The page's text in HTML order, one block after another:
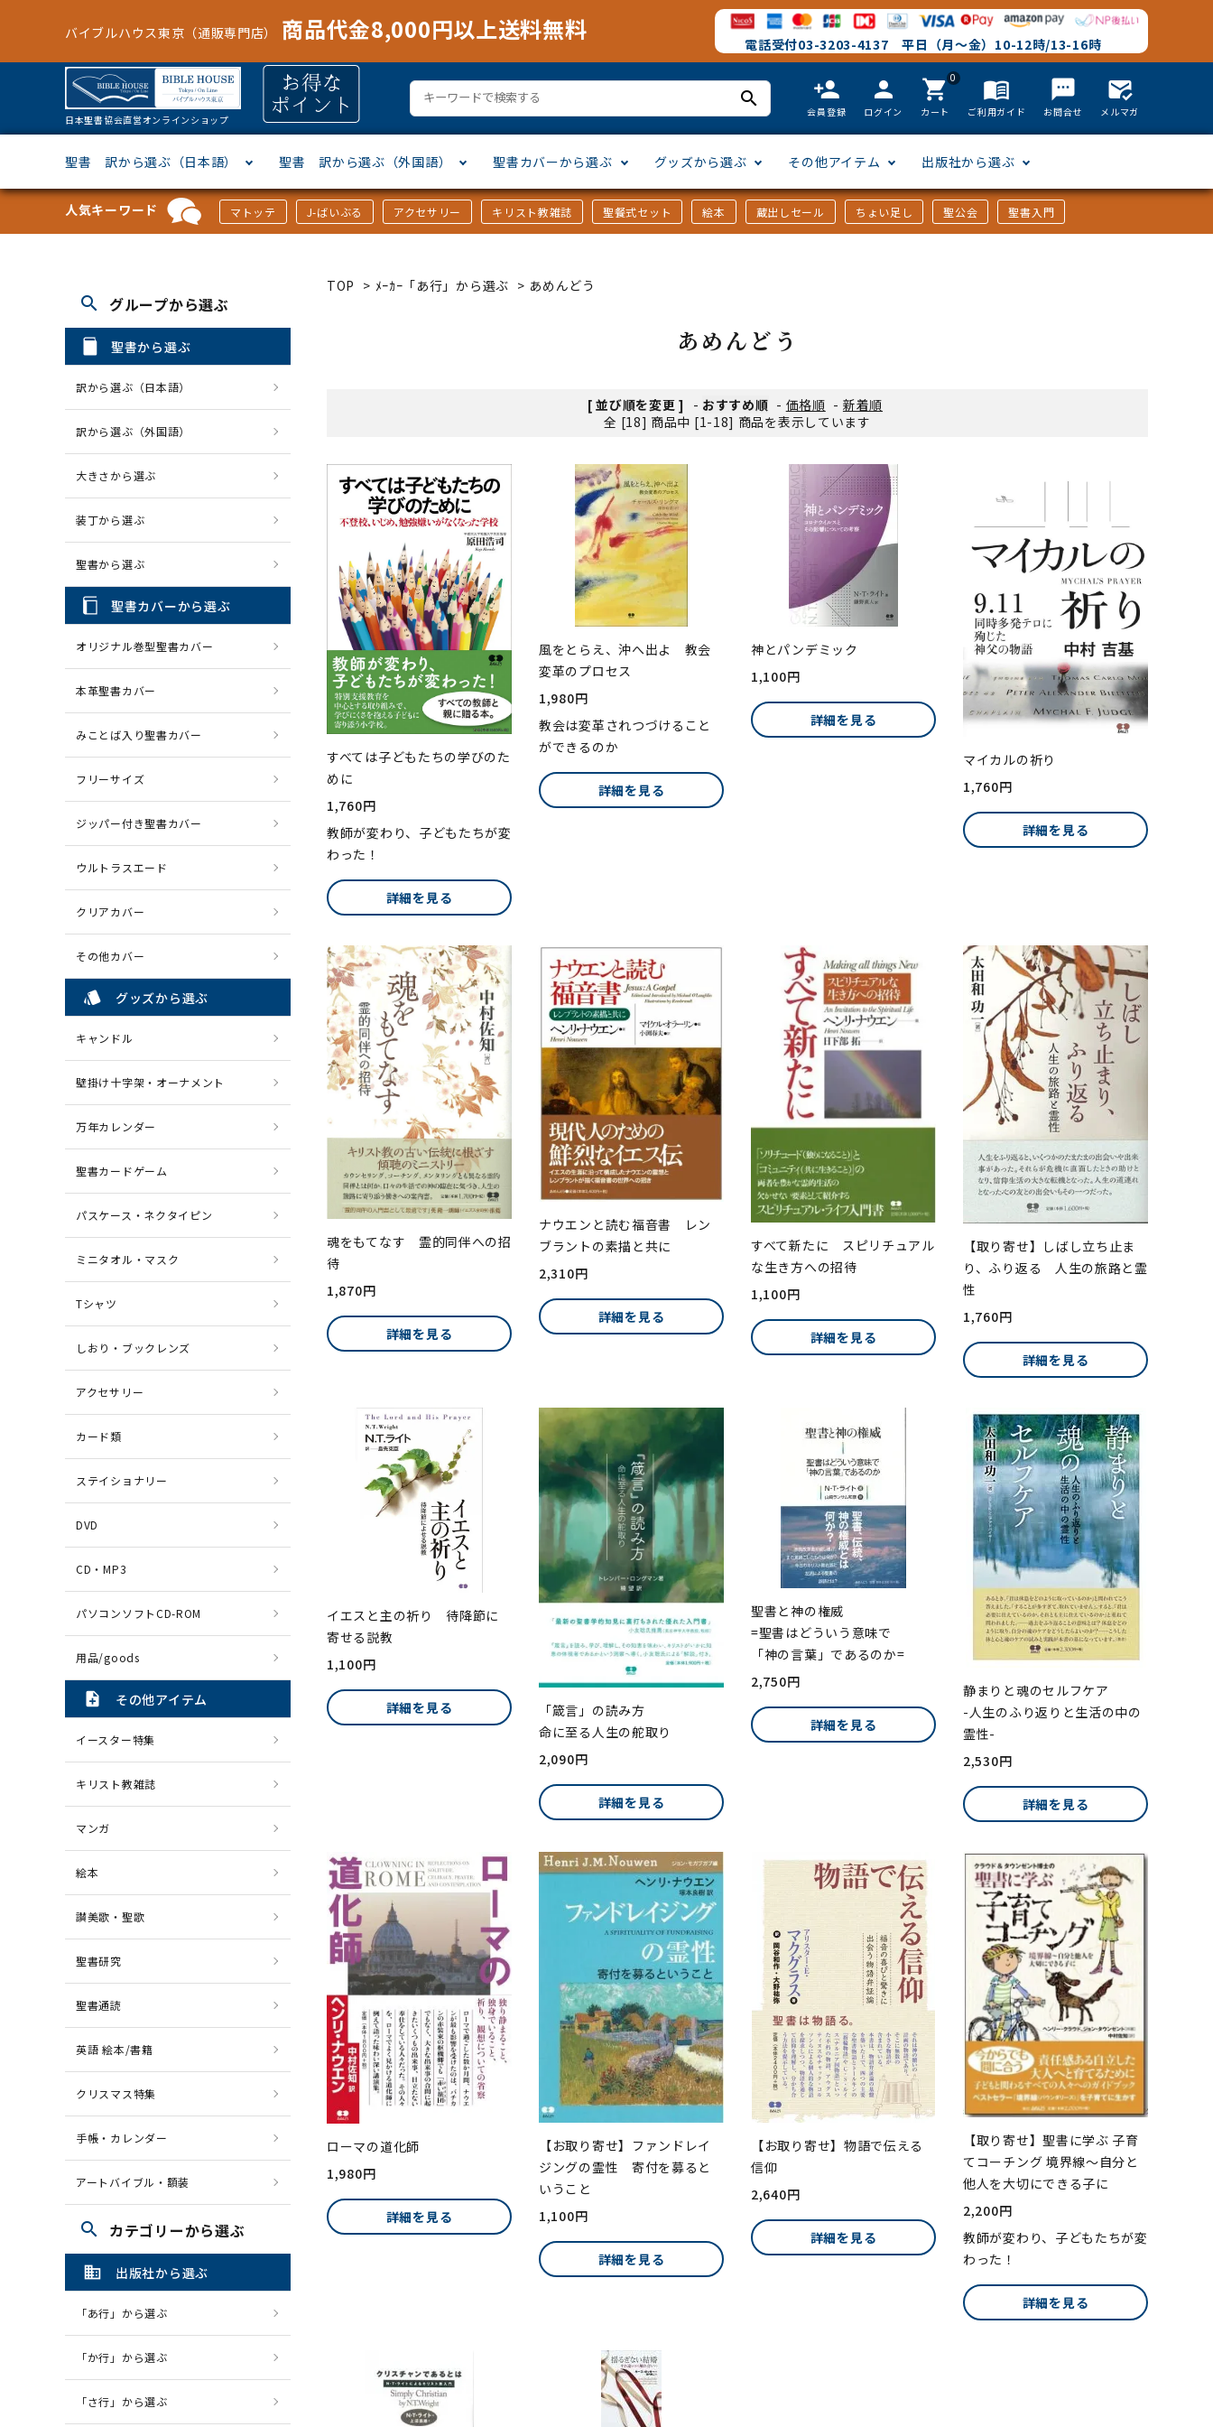
バイブルハウス東京（通販専門店） 商品代金8,000円以上送料無料 電話受付03-3203-4137 平日（月～金）10-12時/13-16時
日本聖書協会直営オンラインショップ
search person_add
会員登録
person
ログイン
0
shopping_cart
カート
menu_book
ご利用ガイド
textsms
お問合せ
mark_email_read
メルマガ
聖書 訳から選ぶ（日本語）
新改訳
聖書 訳から選ぶ（外国語）
ドイツ語
聖書カバーから選ぶ
ジッパー付き聖書カバー
グッズから選ぶ
パスケース・ネクタイピン
CD・MP3
その他アイテム
聖書通読
出版社から選ぶ
「な行」から選ぶ
人気キーワード マトッテ J-ばいぶる アクセサリー キリスト教雑誌 聖餐式セット 絵本 蔵出しセール ちょい足し 聖公会 聖書入門
TOP > ﾒｰｶｰ「あ行」から選ぶ > あめんどう
あめんどう
[ 並び順を変更 ] - おすすめ順 - 価格順 - 新着順
全 [18] 商品中 [1-18] 商品を表示しています
すべては子どもたちの学びのた
めに
1,760円
教師が変わり、子どもたちが変
わった！
詳細を見る
風をとらえ、沖へ出よ 教会
変革のプロセス
1,980円
教会は変革されつづけること
ができるのか
詳細を見る
神とパンデミック
1,100円
詳細を見る
マイカルの祈り
1,760円
詳細を見る
魂をもてなす 霊的同伴への招
待
1,870円
詳細を見る
ナウエンと読む福音書 レン
ブラントの素描と共に
2,310円
詳細を見る
すべて新たに スピリチュアル
な生き方への招待
1,100円
詳細を見る
【取り寄せ】しばし立ち止ま
り、ふり返る 人生の旅路と霊
性
1,760円
詳細を見る
イエスと主の祈り 待降節に
寄せる説教
1,100円
詳細を見る
「箴言」の読み方
命に至る人生の舵取り
2,090円
詳細を見る
聖書と神の権威
=聖書はどういう意味で
「神の言葉」であるのか=
2,750円
詳細を見る
静まりと魂のセルフケア
-人生のふり返りと生活の中の
霊性-
2,530円
詳細を見る
ローマの道化師
1,980円
詳細を見る
【お取り寄せ】ファンドレイ
ジングの霊性 寄付を募ると
いうこと
1,100円
詳細を見る
【お取り寄せ】物語で伝える
信仰
2,640円
詳細を見る
【取り寄せ】聖書に学ぶ 子育
てコーチング 境界線〜自分と
他人を大切にできる子に
2,200円
教師が変わり、子どもたちが変
わった！
詳細を見る
search グループから選ぶ
聖書から選ぶ
訳から選ぶ（日本語）
訳から選ぶ（外国語）
大きさから選ぶ
装丁から選ぶ
聖書から選ぶ
聖書カバーから選ぶ
オリジナル巻型聖書カバー
本革聖書カバー
みことば入り聖書カバー
フリーサイズ
ジッパー付き聖書カバー
ウルトラスエード
クリアカバー
その他カバー
style グッズから選ぶ
キャンドル
壁掛け十字架・オーナメント
万年カレンダー
聖書カードゲーム
パスケース・ネクタイピン
ミニタオル・マスク
Tシャツ
しおり・ブックレンズ
アクセサリー
カード類
ステイショナリー
DVD
CD・MP3
パソコンソフトCD-ROM
用品/goods
note_add その他アイテム
イースター特集
キリスト教雑誌
マンガ
絵本
讃美歌・聖歌
聖書研究
聖書通読
英語 絵本/書籍
クリスマス特集
手帳・カレンダー
アートバイブル・額装
search カテゴリーから選ぶ
domain 出版社から選ぶ
「あ行」から選ぶ
「か行」から選ぶ
「さ行」から選ぶ